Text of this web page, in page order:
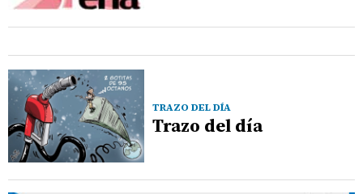
TRAZO DEL DÍA
Trazo del día